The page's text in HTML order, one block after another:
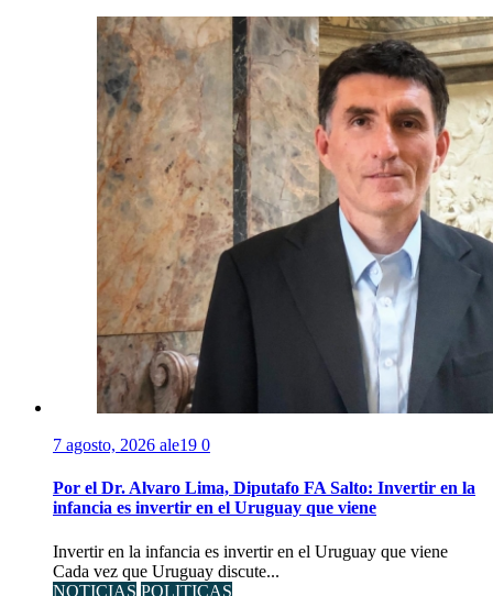
7 agosto, 2026 ale19 0
Por el Dr. Alvaro Lima, Diputafo FA Salto: Invertir en la
infancia es invertir en el Uruguay que viene
Invertir en la infancia es invertir en el Uruguay que viene
Cada vez que Uruguay discute...
NOTICIAS POLITICAS